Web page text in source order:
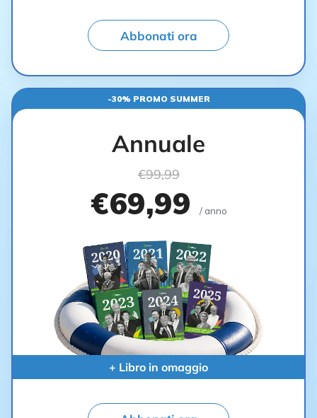
Abbonati ora
-30% PROMO SUMMER
Annuale
€99,99
€69,99 / anno
+ Libro in omaggio